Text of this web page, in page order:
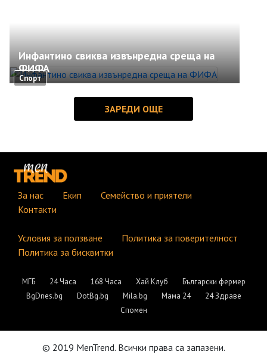
Спорт
Инфантино свиква извънредна среща на
ФИФА
За нас Екип
Семейство и приятели
Контакти
Условия за ползване
Политика за поверителност
Политика за бисквитки
МГБ 24 Часа 168 Часа Хай Клуб
Български фермер
BgDnes.bg
DotBg.bg Mila.bg Мама 24
24 Здраве
Спомен
© 2019 MenTrend. Всички права са запазени.